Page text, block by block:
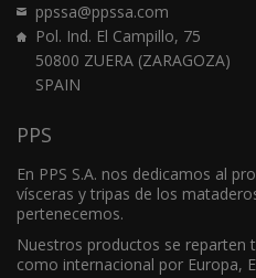
ppssa@ppssa.com
Pol. Ind. El Campillo, 75
50800 ZUERA (ZARAGOZA)
SPAIN
PPS
En PPS S.A. nos dedicamos al
vísceras y tripas de los
pertenecemos.
Nuestros productos se reparten
como internacional por Europa,